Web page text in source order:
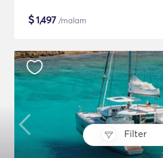
Filter
$1,497 /malam